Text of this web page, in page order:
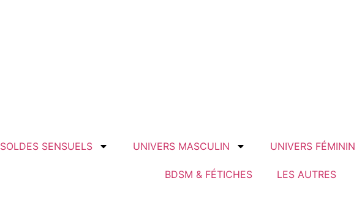
SOLDES SENSUELS UNIVERS MASCULIN UNIVERS FÉMININ
BDSM & FÉTICHES LES AUTRES